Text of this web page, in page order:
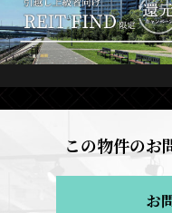
この物件のお
お